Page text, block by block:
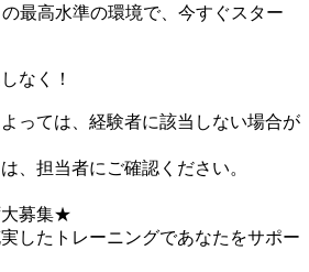
の最高水準の環境で、今すぐスター
なく！
っては、経験者に該当しない場合が
、担当者にご確認ください。
募集★
したトレーニングであなたをサポー